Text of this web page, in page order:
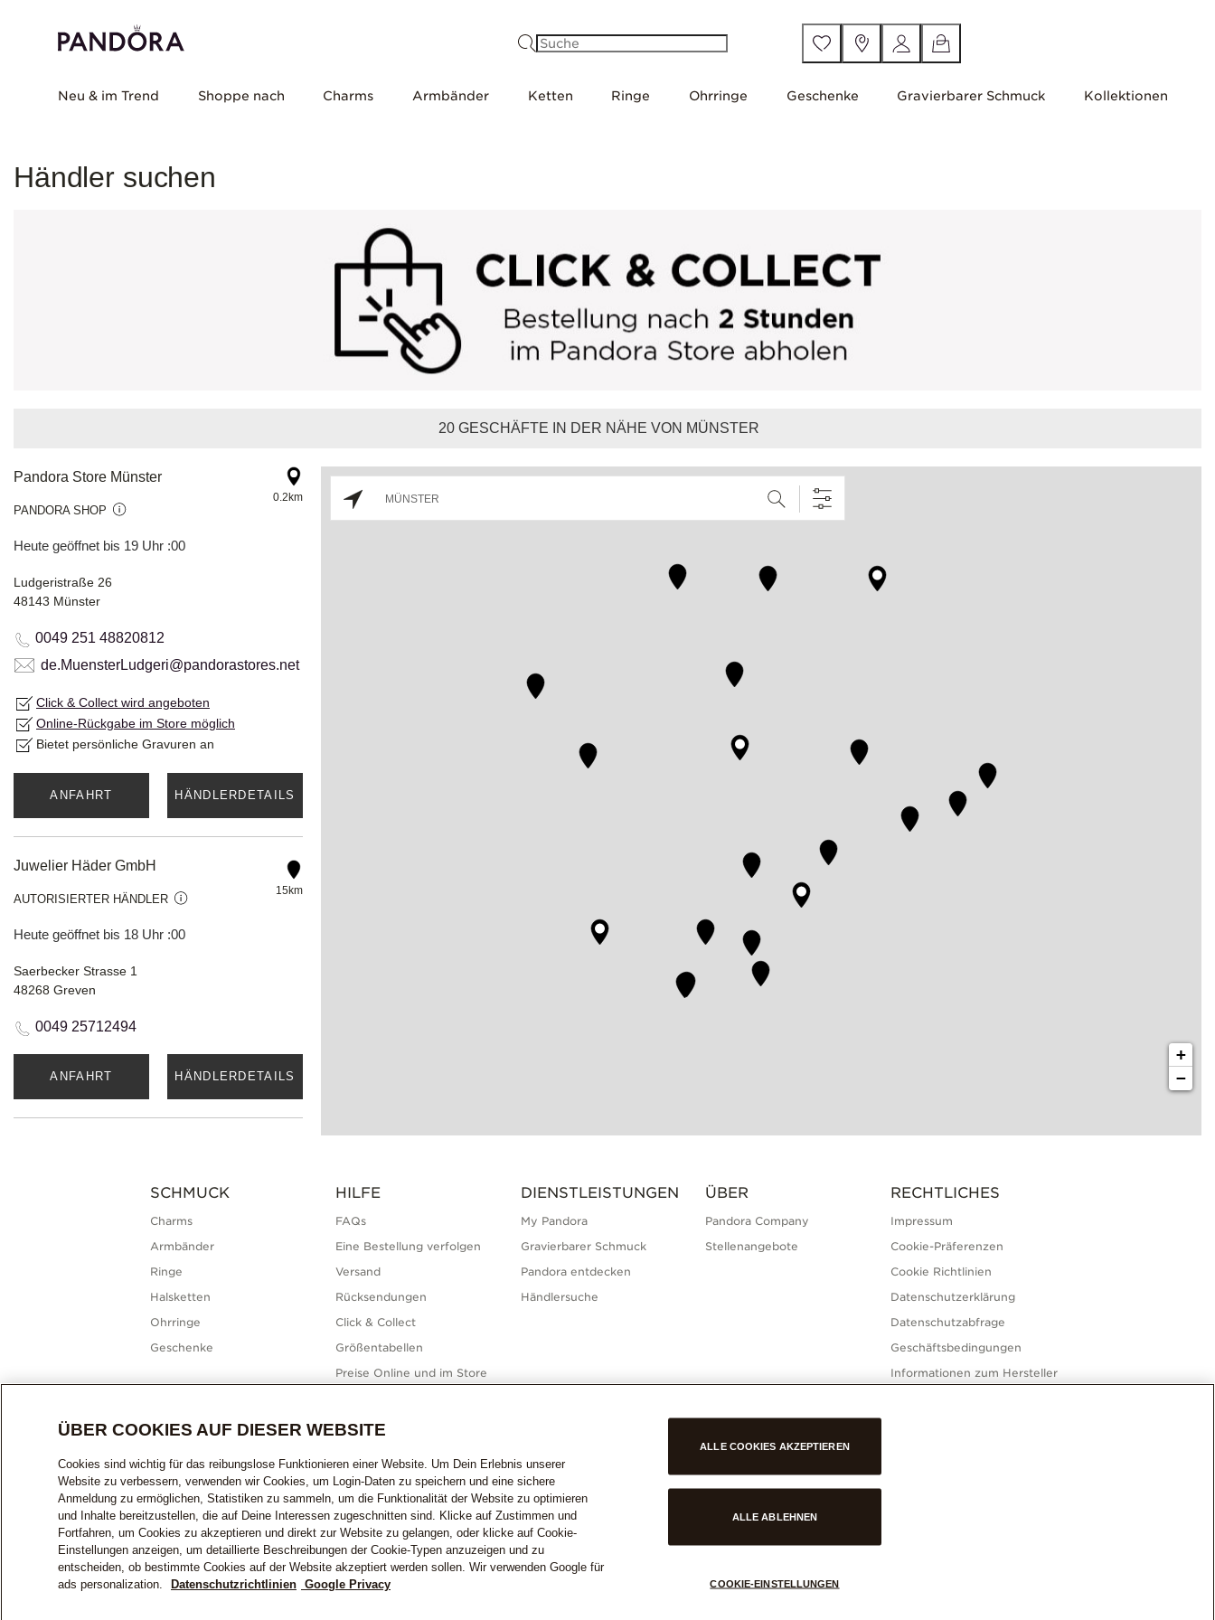
Neu & im Trend Shoppe nach Charms Armbänder Ketten Ringe Ohrringe Geschenke Gravierbarer Schmuck Kollektionen
Händler suchen
20GESCHÄFTE IN DER NÄHE VON MÜNSTER
Pandora Store Münster
PANDORA SHOP
Heute geöffnet bis 19 Uhr :00
0.2km
Ludgeristraße 26
48143 Münster
0049 251 48820812
de.MuensterLudgeri@pandorastores.net
Click & Collect wird angeboten
Online-Rückgabe im Store möglich
Bietet persönliche Gravuren an
ANFAHRT HÄNDLERDETAILS
Juwelier Häder GmbH
AUTORISIERTER HÄNDLER
Heute geöffnet bis 18 Uhr :00
15km
Saerbecker Strasse 1
48268 Greven
0049 25712494
ANFAHRT HÄNDLERDETAILS
Heute geöffnet bis 18 Uhr :00
59387 Ascheberg-Herbern
Rotthowe
AUTORISIERTER HÄNDLER
Heute geöffnet bis 18 Uhr :30
Freckenhorster Strasse 12-14
48231 Warendorf
0049 25812572
+
−
SCHMUCK
Charms
Armbänder
Ringe
Halsketten
Ohrringe
Geschenke
HILFE
FAQs
Eine Bestellung verfolgen
Versand
Rücksendungen
Click & Collect
Größentabellen
Preise Online und im Store
Kontakt
DIENSTLEISTUNGEN
My Pandora
Gravierbarer Schmuck
Pandora entdecken
Händlersuche
ÜBER
Pandora Company
Stellenangebote
RECHTLICHES
Impressum
Cookie-Präferenzen
Cookie Richtlinien
Datenschutzerklärung
Datenschutzabfrage
Geschäftsbedingungen
Informationen zum Hersteller
und Importeur
DEUTSCHLANDDeutschland© ALLE RECHTE VORBEHALTEN. 2026 Pandora
ÜBER COOKIES AUF DIESER WEBSITE
Cookies sind wichtig für das reibungslose Funktionieren einer Website. Um Dein Erlebnis unserer
Website zu verbessern, verwenden wir Cookies, um Login-Daten zu speichern und eine sichere
Anmeldung zu ermöglichen, Statistiken zu sammeln, um die Funktionalität der Website zu optimieren
und Inhalte bereitzustellen, die auf Deine Interessen zugeschnitten sind. Klicke auf Zustimmen und
Fortfahren, um Cookies zu akzeptieren und direkt zur Website zu gelangen, oder klicke auf Cookie-
Einstellungen anzeigen, um detaillierte Beschreibungen der Cookie-Typen anzuzeigen und zu
entscheiden, ob bestimmte Cookies auf der Website akzeptiert werden sollen. Wir verwenden Google für
ads personalization.
Datenschutzrichtlinien Google Privacy COOKIE-EINSTELLUNGEN
ALLE ABLEHNEN
ALLE COOKIES AKZEPTIEREN